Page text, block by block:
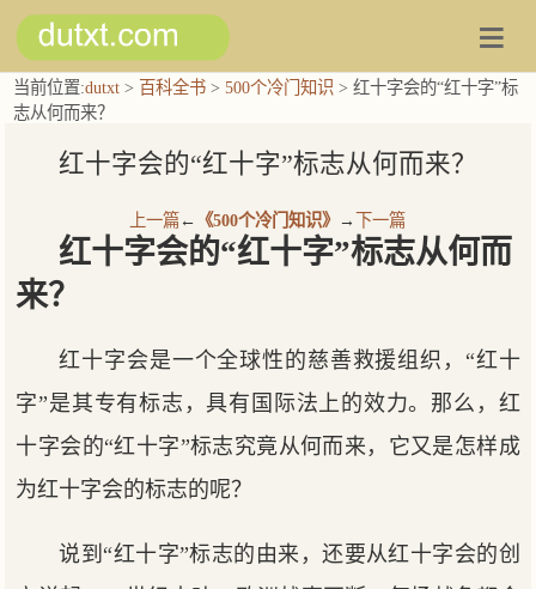
当前位置:dutxt > 百科全书 >500个冷门知识 > 红十字会的“红十字”标
志从何而来？
红十字会的“红十字”标志从何而来？
上一篇 ← 《500个冷门知识》 → 下一篇
红十字会的“红十字”标志从何而
来？
红十字会是一个全球性的慈善救援组织，“红十
字”是其专有标志，具有国际法上的效力。那么，红
十字会的“红十字”标志究竟从何而来，它又是怎样成
为红十字会的标志的呢？
说到“红十字”标志的由来，还要从红十字会的创